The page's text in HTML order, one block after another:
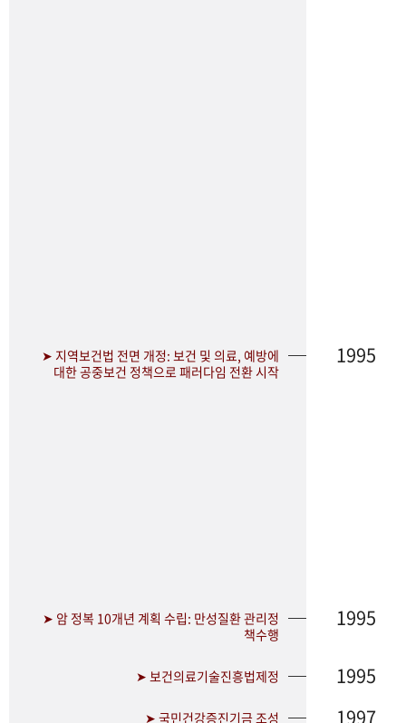
➤ 지역보건법 전면 개정: 보건 및 의료, 예방에
대한 공중보건 정책으로 패러다임 전환 시작
1995
➤ 암 정복 10개년 계획 수립: 만성질환 관리정
책수행
1995
➤ 보건의료기술진흥법제정 1995
➤ 국민건강증진기금 조성 1997